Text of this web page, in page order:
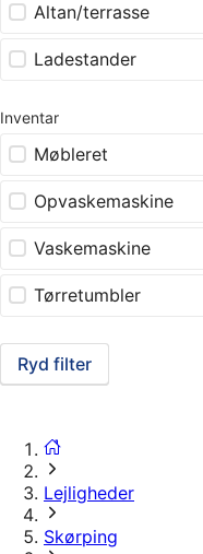
Altan/terrasse
Ladestander
Inventar
Møbleret
Opvaskemaskine
Vaskemaskine
Tørretumbler
Ryd filter
Lejligheder
Skørping